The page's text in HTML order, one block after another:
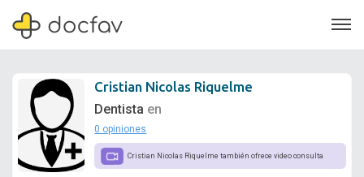
Soporte
Cristian Nicolas Riquelme
Dentista en
0 opiniones
Cristian Nicolas Riquelme también ofrece video consulta